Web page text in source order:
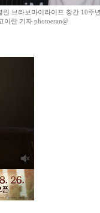
브라보마이라이프 창간 10주
이란 기자 photoeran@